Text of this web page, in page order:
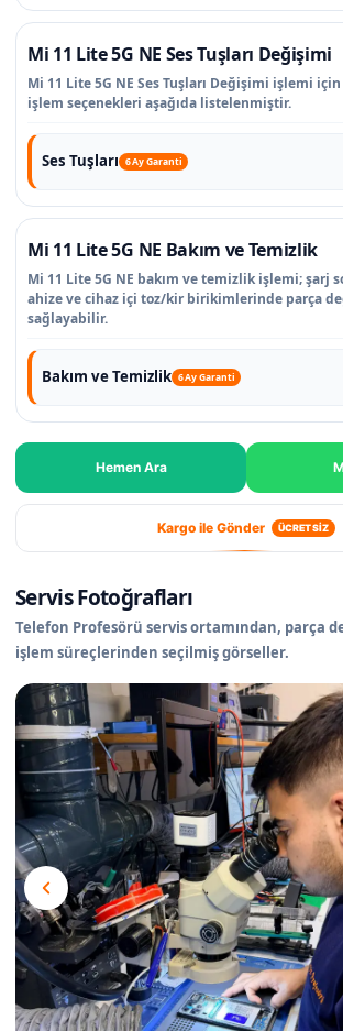
Mi 11 Lite 5G NE Ses Tuşları Değişimi
Mi 11 Lite 5G NE Ses Tuşları Değişimi işlemi
işlem seçenekleri aşağıda listelenmiştir.
Ses Tuşları 6 Ay Garanti
Mi 11 Lite 5G NE Bakım ve Temizlik
Mi 11 Lite 5G NE bakım ve temizlik işlemi; şarj
ahize ve cihaz içi toz/kir birikimlerinde parça
sağlayabilir.
Bakım ve Temizlik 6 Ay Garanti
Hemen Ara
Kargo ile Gönder ÜCRETSİZ
Servis Fotoğrafları
Telefon Profesörü servis ortamından, parça
işlem süreçlerinden seçilmiş görseller.